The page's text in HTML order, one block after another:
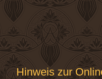
Hinweis zur